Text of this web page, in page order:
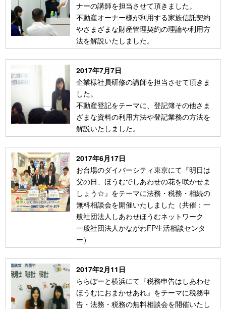
ナーの講師を担当させて頂きました。
不動産オーナー様が利用する家族信託契約
やさまざまな財産管理契約の理論や利用方
法を解説いたしました。
2017年7月7日
企業様社員研修の講師を担当させて頂きま
した。
不動産登記をテーマに、登記簿その他さま
ざまな資料の利用方法や登記業務の方法を
解説いたしました。
2017年6月17日
お台場のダイバーシティ東京にて『明日は
父の日、ほうむでしあわせの花を咲かせま
しょう☆』をテーマに法務・税務・相続の
無料相談会を開催いたしました（共催：一
般社団法人しあわせほうむネットワーク
一般社団法人かながわFP生活相談センタ
ー）
2017年2月11日
ららぽーと横浜にて『税務申告はしあわせ
ほうむにおまかせあれ』をテーマに税務申
告・法務・税務の無料相談会を開催いたし